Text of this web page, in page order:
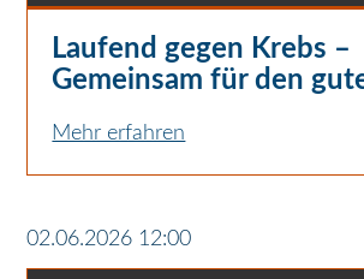
Laufend gegen Krebs –
Gemeinsam für den
Mehr erfahren
02.06.2026 12:00